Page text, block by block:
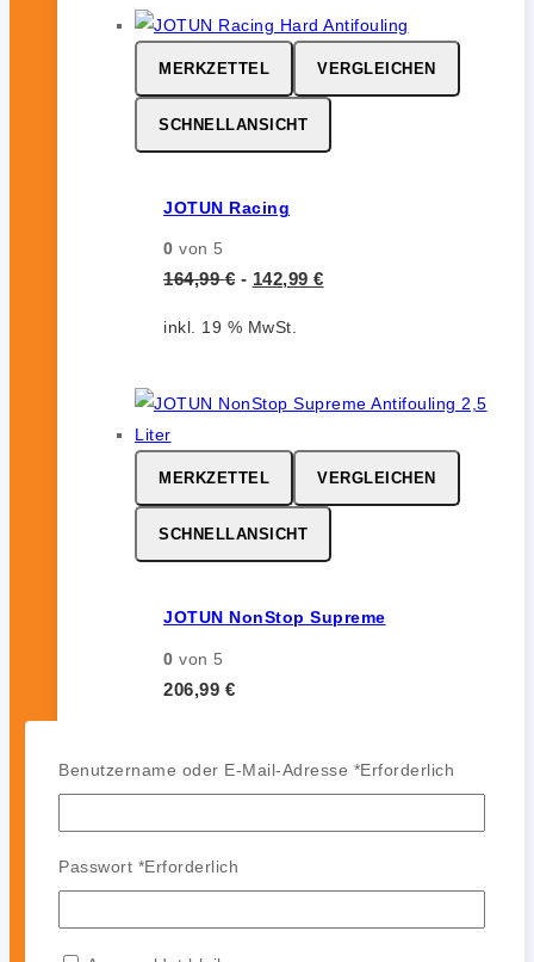
MERKZETTEL VERGLEICHEN
SCHNELLANSICHT
JOTUN Racing
0 von 5
164,99€ - 142,99 €
inkl. 19 % MwSt.
MERKZETTEL VERGLEICHEN
SCHNELLANSICHT
JOTUN NonStop Supreme
0 von 5
206,99 €
MERKZETTEL
Benutzername oder E-Mail-Adresse *Erforderlich
Passwort *Erforderlich